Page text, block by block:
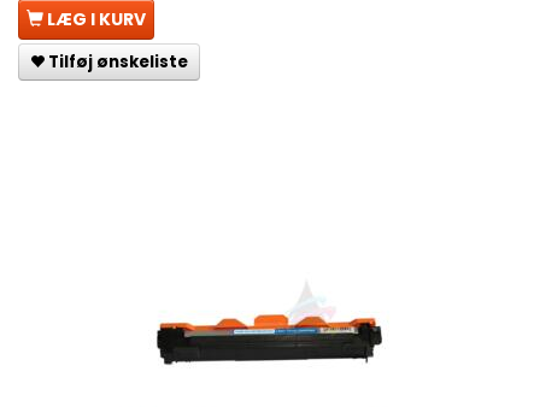
LÆG I KURV
Tilføj ønskeliste